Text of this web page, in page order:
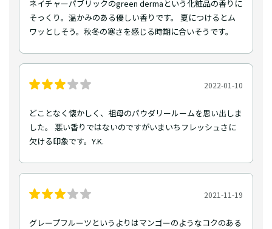
ネイチャーパブリックのgreen dermaという化粧品の香りに
そっくり。温かみのある優しい香りです。 夏につけるとム
ワッとしそう。秋冬の寒さを感じる時期に合いそうです。
2022-01-10
どことなく懐かしく、祖母のパウダリールームを思い出しま
した。 悪い香りではないのですがいまいちフレッシュさに
欠ける印象です。Y.K.
2021-11-19
グレープフルーツというよりはマンゴーのようなコクのある